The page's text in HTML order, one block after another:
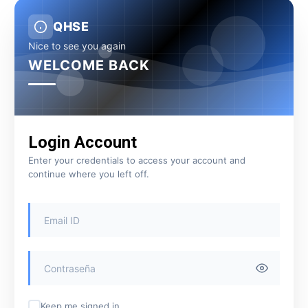
QHSE
Nice to see you again
WELCOME BACK
Login Account
Enter your credentials to access your account and
continue where you left off.